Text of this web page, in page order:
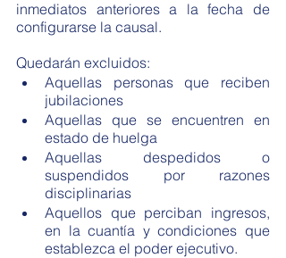
inmediatos anteriores a la fecha de
configurarse la causal.
Quedarán excluidos:
Aquellas personas que reciben
jubilaciones
Aquellas que se encuentren en
estado de huelga
Aquellas despedidos o
suspendidos por razones
disciplinarias
Aquellos que perciban ingresos,
en la cuantía y condiciones que
establezca el poder ejecutivo.